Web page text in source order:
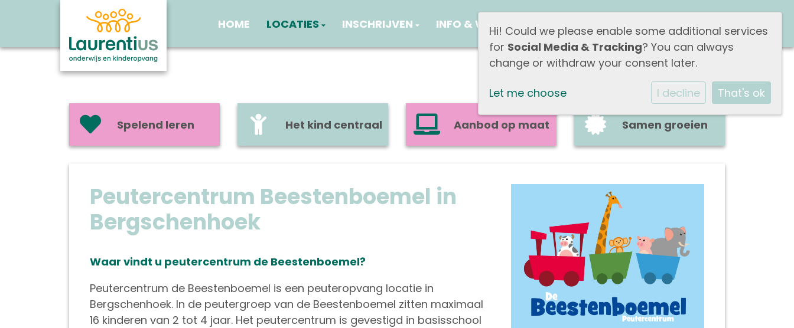
HOME LOCATIES INSCHRIJVEN INFO & WERKWIJZE WERKEN BIJ CONTACT
Spelend leren Het kind centraal Aanbod op maat Samen groeien
Peutercentrum Beestenboemel in
Bergschenhoek
Waar vindt u peutercentrum de Beestenboemel?
Peutercentrum de Beestenboemel is een peuteropvang locatie in
Bergschenhoek. In de peutergroep van de Beestenboemel zitten maximaal
16 kinderen van 2 tot 4 jaar. Het peutercentrum is gevestigd in basisschool
Hi! Could we please enable some additional services
for Social Media & Tracking? You can always
change or withdraw your consent later.
Let me choose I decline That's ok